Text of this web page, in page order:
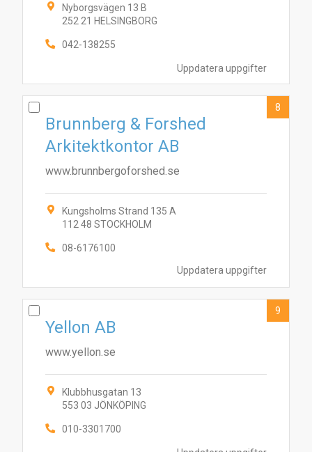
Uppdatera uppgifter
Nyborgsvägen 13 B
252 21 HELSINGBORG
042-138255
Uppdatera uppgifter
Brunnberg & Forshed
Arkitektkontor AB
www.brunnbergoforshed.se
Kungsholms Strand 135 A
112 48 STOCKHOLM
08-6176100
8
Yellon AB
www.yellon.se
Klubbhusgatan 13
553 03 JÖNKÖPING
010-3301700
9